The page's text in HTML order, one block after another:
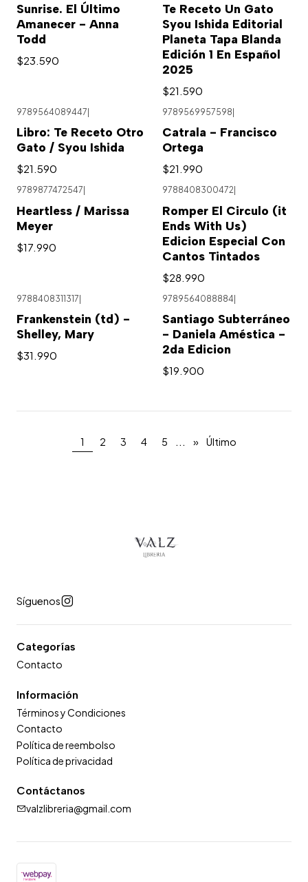
Sunrise. El Último
Amanecer - Anna
Todd
$23.590
Te Receto Un Gato
Syou Ishida Editorial
Planeta Tapa Blanda
Edición 1 En Español
2025
$21.590
9789564089447
Libro: Te Receto Otro
Gato / Syou Ishida
$21.590
9789569957598
Catrala - Francisco
Ortega
$21.990
9789877472547
Heartless / Marissa
Meyer
$17.990
9788408300472
Romper El Circulo (it
Ends With Us)
Edicion Especial Con
Cantos Tintados
$28.990
9788408311317
Frankenstein (td) -
Shelley, Mary
$31.990
9789564088884
Santiago Subterráneo
- Daniela Améstica -
2da Edicion
$19.900
1 2 3 4 5 ... » Último
Síguenos
Categorías
Contacto
Información
Términos y Condiciones
Contacto
Política de reembolso
Política de privacidad
Contáctanos
valzlibreria@gmail.com